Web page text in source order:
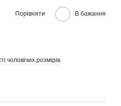
Порівняти В бажання
чоловічих розмірів